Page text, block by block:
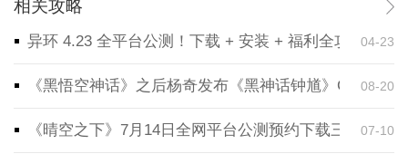
相关攻略
异环 4.23 全平台公测！下载 + 安装 + 福利全攻略，一
04-23
《黑悟空神话》之后杨奇发布《黑神话钟馗》CG！预
08-20
《晴空之下》7月14日全网平台公测预约下载三端同步
07-10